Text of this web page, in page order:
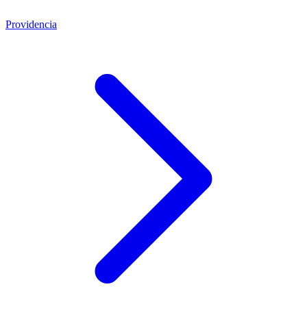
Providencia